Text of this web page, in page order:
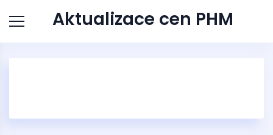
Aktualizace cen PHM